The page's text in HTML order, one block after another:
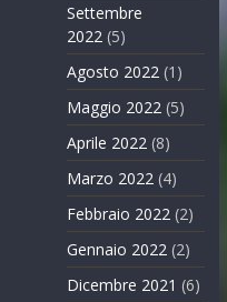
Settembre
2022 (5)
Agosto 2022 (1)
Maggio 2022 (5)
Aprile 2022 (8)
Marzo 2022 (4)
Febbraio 2022 (2)
Gennaio 2022 (2)
Dicembre 2021 (6)